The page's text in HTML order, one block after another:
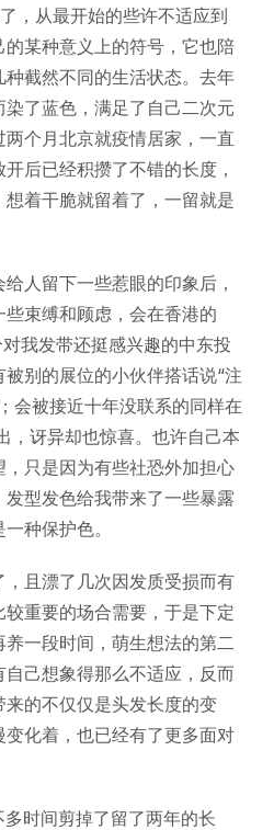
，从最开始的些许不适应到
某种意义上的符号，它也陪
截然不同的生活状态。去年
了蓝色，满足了自己二次元
个月北京就疫情居家，一直
后已经积攒了不错的长度，
着干脆就留着了，一留就是
人留下一些惹眼的印象后，
束缚和顾虑，会在香港的
我发带还挺感兴趣的中东投
别的展位的小伙伴搭话说“注
会被接近十年没联系的同样在
，讶异却也惊喜。也许自己本
只是因为有些社恐外加担心
型发色给我带来了一些暴露
种保护色。
且漂了几次因发质受损而有
重要的场合需要，于是下定
一段时间，萌生想法的第二
己想象得那么不适应，反而
的不仅仅是头发长度的变
化着，也已经有了更多面对
时间剪掉了留了两年的长